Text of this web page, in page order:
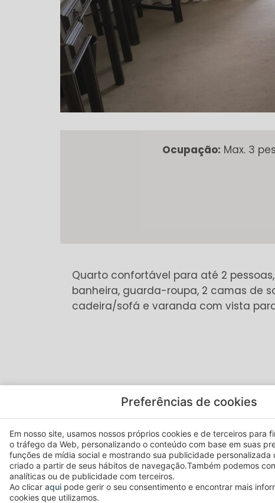
Ocupação: Max. 3
Quarto confortável para até 2
banheira, guarda-roupa, 2 camas de
cadeira/sofá e varanda com vista
DISPONÍVEL EM TODOS OS
Secretária
Varanda
Televisão
Ar condicionado
Preferências de cookies
Em nosso site, usamos nossos próprios cookies e de terceiros para
o tráfego da Web, personalizando o conteúdo com base em suas
funções de mídia social e mostrando sua publicidade personalizada
criado a partir de seus hábitos de navegação.Também podemos
analíticas ou de publicidade com terceiros.
Ao clicar aqui pode gerir o seu consentimento e encontrar mais
cookies que utilizamos.